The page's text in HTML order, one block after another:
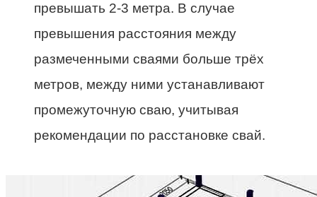
превышать 2-3 метра. В случае
превышения расстояния между
размеченными сваями больше трёх
метров, между ними устанавливают
промежуточную сваю, учитывая
рекомендации по расстановке свай.